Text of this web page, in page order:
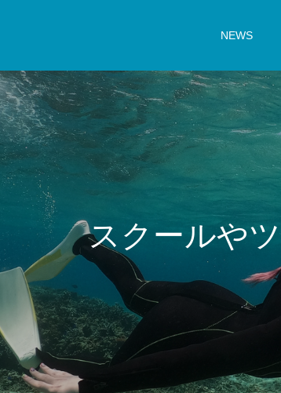
NEWS
ス ク ールやツ